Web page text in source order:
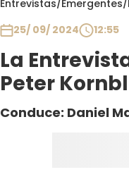
Entrevistas/Emergentes/
25/ 09/ 2024
12:55
La
Peter
Conduce: Daniel
Club De La
Contigo en
Plan Perfecto
El Tiempo
Sabingo
Todos Los